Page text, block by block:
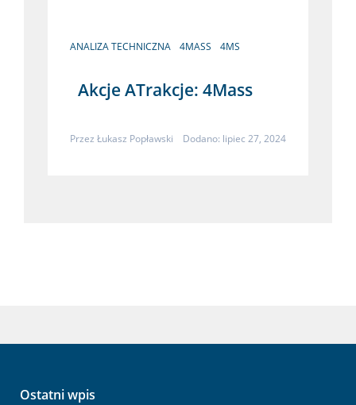
ANALIZA TECHNICZNA 4MASS 4MS
Akcje ATrakcje: 4Mass
Przez Łukasz Popławski Dodano: lipiec 27, 2024
Ostatni wpis